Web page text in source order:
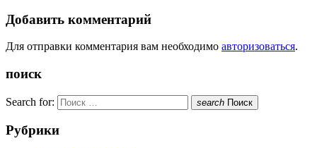
Добавить комментарий
Для отправки комментария вам необходимо авторизоваться.
поиск
Search for: search Поиск
Рубрики